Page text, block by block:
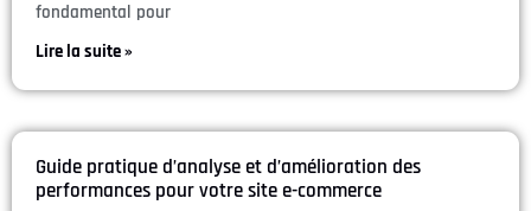
fondamental pour
Lire la suite »
Guide pratique d’analyse et d’amélioration des
performances pour votre site e-commerce